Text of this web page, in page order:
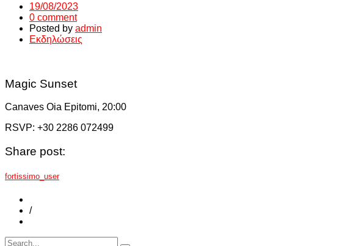
19/08/2023
0 comment
Posted by admin
Εκδηλώσεις
Magic Sunset
Canaves Oia Epitomi, 20:00
RSVP: +30 2286 072499
Share post:
fortissimo_user
/